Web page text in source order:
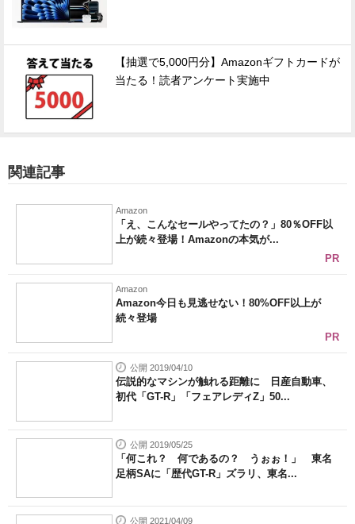
【抽選で5,000円分】Amazonギフトカードが
当たる！読者アンケート実施中
関連記事
Amazon
「え、こんなセールやってたの？」80％OFF以
上が続々登場！Amazonの本気が...
PR
Amazon
Amazon今日も見逃せない！80%OFF以上が
続々登場
PR
公開 2019/04/10
伝説的なマシンが触れる距離に 日産自動車、
初代「GT-R」「フェアレディZ」50...
公開 2019/05/25
「何これ？ 何であるの？ うぉぉ！」 東名
足柄SAに「歴代GT-R」ズラリ、東名...
公開 2021/04/09